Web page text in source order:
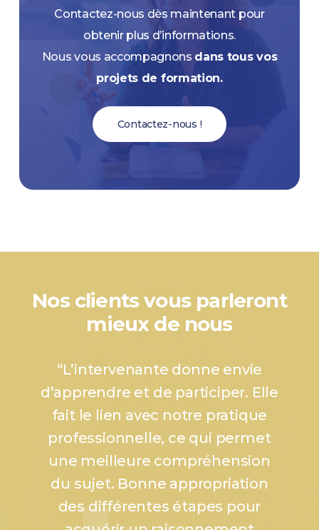
Contactez-nous dès maintenant pour
obtenir plus d’informations.
Nous vous accompagnons dans tous vos
projets de formation.
Contactez-nous !
Nos clients vous parleront
mieux de nous
“L’intervenante donne envie
d’apprendre et de participer. Elle
fait le lien avec notre pratique
professionnelle, ce qui permet
une meilleure compréhension
du sujet. Bonne appropriation
des différentes étapes pour